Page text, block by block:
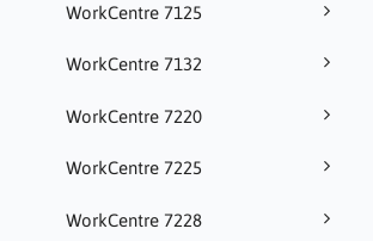
WorkCentre 7125
WorkCentre 7132
WorkCentre 7220
WorkCentre 7225
WorkCentre 7228